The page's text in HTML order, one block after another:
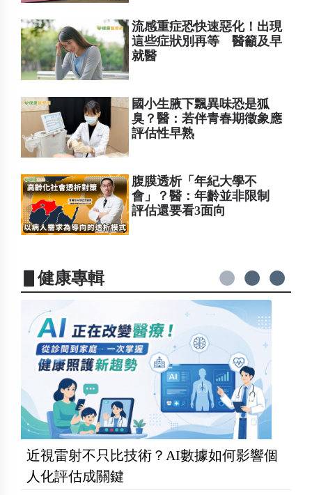
流感重症恐快速惡化！出現
這些症狀別再等 醫籲及早
就醫
國小生腋下飄異味恐是狐
臭？醫：若伴青春期徵象應
評估性早熟
腹膜透析「年紀大學不
會」？醫：年齡並非限制
評估還要看3面向
▋健康專輯
近視雷射不只比技術？AI數據如何影響個
人化評估成關鍵